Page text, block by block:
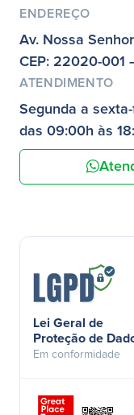
ENDEREÇO
Av. Nossa
CEP: 22020-001
ATENDIMENTO
Segunda a
das 09:00h às
Lei Geral de
Proteção de
Em conformidade